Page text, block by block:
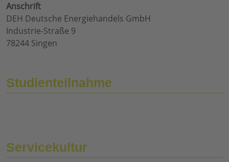
Anschrift
DEH Deutsche Energiehandels GmbH
Industrie-Straße 9
78244 Singen
Studienteilnahme
Servicekultur